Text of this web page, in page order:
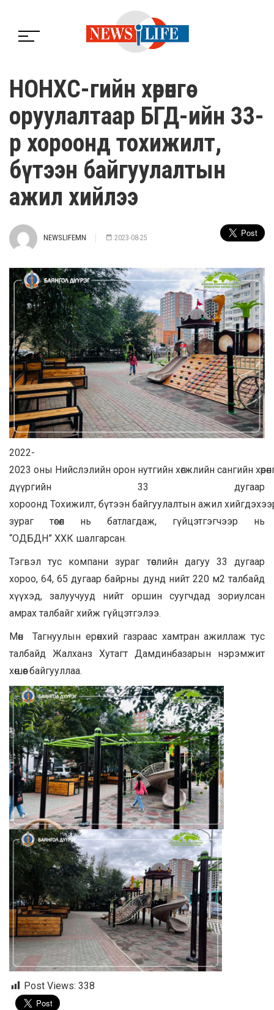
НОНХС-гийн хөрөнгө
оруулалтаар БГД-ийн 33-
р хороонд тохижилт,
бүтээн байгуулалтын
ажил хийлээ
NEWSLIFEMN 2023-08-25
2022-
2023 оны Нийслэлийн орон нутгийн хөгжлийн сангийн
дүүргийн 33 дугаар
хороонд Тохижилт, бүтээн байгуулалтын ажил
зураг төсөл нь батлагдаж, гүйцэтгэгчээр нь
“ОДБДН” ХХК шалгарсан.
Тэгвэл тус компани зураг төслийн дагуу 33 дугаар
хороо, 64, 65 дугаар байрны дунд нийт 220 м2 талбайд
хүүхэд, залуучууд нийт оршин суугчдад зориулсан
амрах талбайг хийж гүйцэтгэлээ.
Мөн Тагнуулын ерөнхий газраас хамтран ажиллаж тус
талбайд Жалханз Хутагт Дамдинбазарын нэрэмжит
хөшөөг байгууллаа.
Post Views: 338